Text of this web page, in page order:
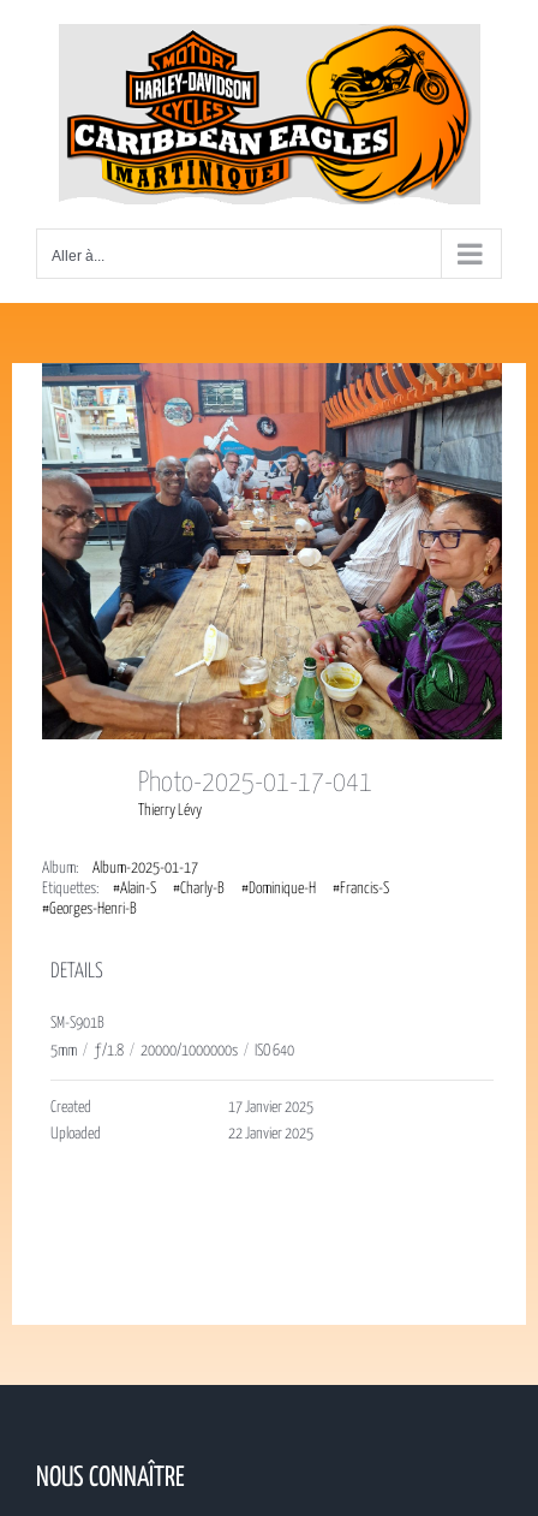
Aller à...
Photo-2025-01-17-041
Thierry Lévy
Album:
Album-2025-01-17
Étiquettes:
#Alain-S #Charly-B #Dominique-H
#Francis-S
#Georges-Henri-B
DETAILS
SM-S901B
5mm / ƒ/1.8 / 20000/1000000s / ISO 640
Created
17 Janvier 2025
Uploaded
22 Janvier 2025
NOUS CONNAÎTRE